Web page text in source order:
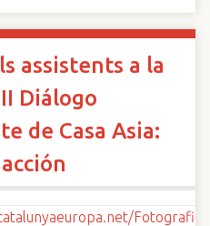
assistents a la
Diálogo
de Casa Asia: